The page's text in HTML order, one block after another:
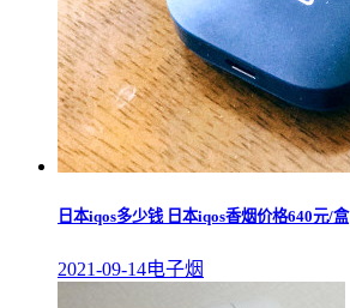
日本iqos多少钱 日本iqos香烟价格640元/盒
2021-09-14电子烟